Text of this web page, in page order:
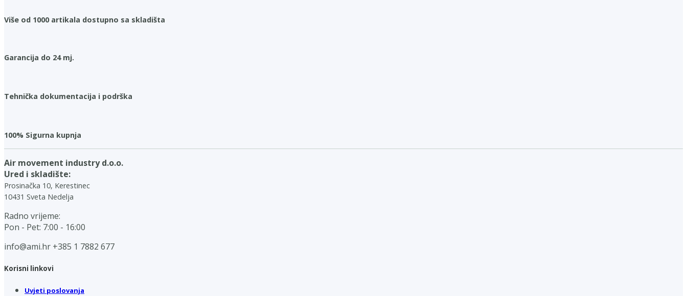
Više od 1000 artikala dostupno sa skladišta
Garancija do 24 mj.
Tehnička dokumentacija i podrška
100% Sigurna kupnja
Air movement industry d.o.o.
Ured i skladište:
Prosinačka 10, Kerestinec
10431 Sveta Nedelja
Radno vrijeme:
Pon - Pet: 7:00 - 16:00
info@ami.hr +385 1 7882 677
Korisni linkovi
Uvjeti poslovanja